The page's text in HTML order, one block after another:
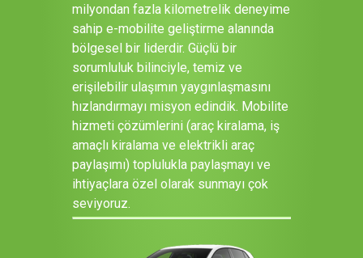
milyondan fazla kilometrelik deneyime
sahip e-mobilite geliştirme alanında
bölgesel bir liderdir. Güçlü bir
sorumluluk bilinciyle, temiz ve
erişilebilir ulaşımın yaygınlaşmasını
hızlandırmayı misyon edindik. Mobilite
hizmeti çözümlerini (araç kiralama, iş
amaçlı kiralama ve elektrikli araç
paylaşımı) toplulukla paylaşmayı ve
ihtiyaçlara özel olarak sunmayı çok
seviyoruz.